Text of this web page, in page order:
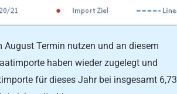
Termin nutzen und an diesem
haben wieder zugelegt und
für dieses Jahr bei insgesamt 6,73